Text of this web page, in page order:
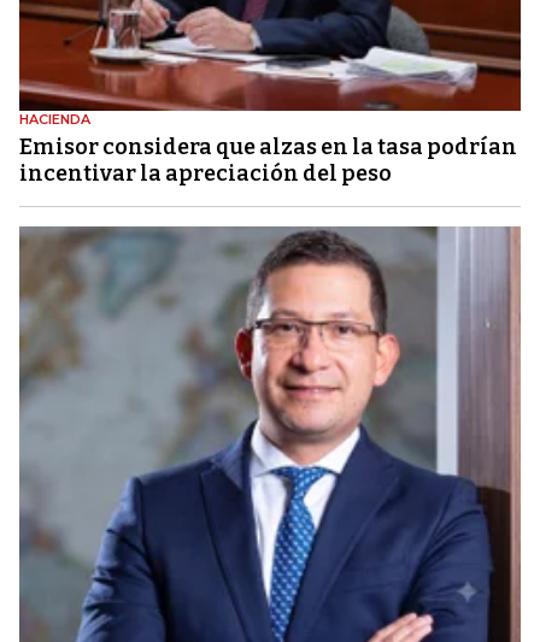
HACIENDA
Emisor considera que alzas en la tasa podrían
incentivar la apreciación del peso